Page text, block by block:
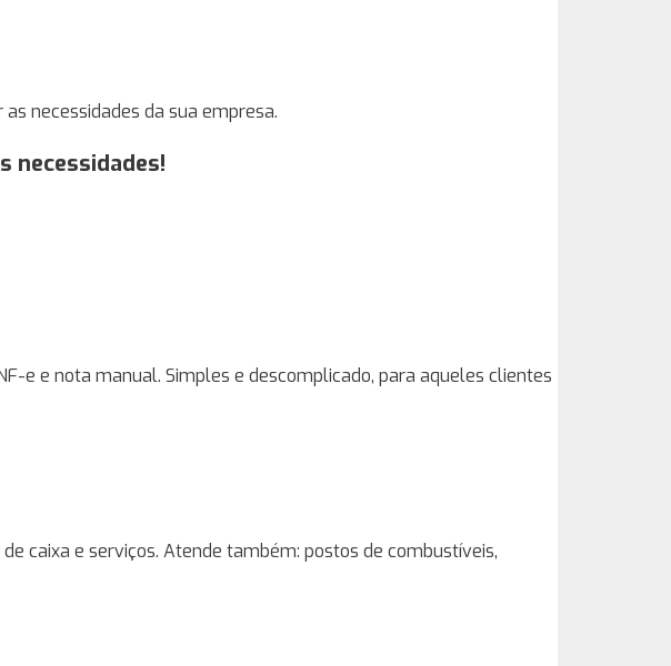
necessidades da sua empresa.
necessidades!
e e nota manual. Simples e descomplicado, para aqueles clientes
caixa e serviços. Atende também: postos de combustíveis,